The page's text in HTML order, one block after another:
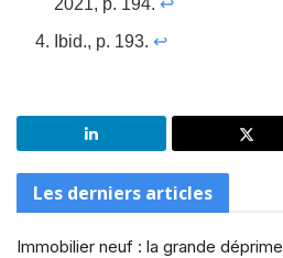
2021, p. 194. ↩
Ibid., p. 193. ↩
Les derniers articles
Immobilier neuf : la grande déprime